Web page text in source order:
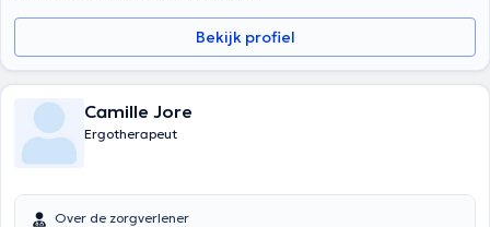
Bekijk profiel
Camille Jore
Ergotherapeut
Over de zorgverlener